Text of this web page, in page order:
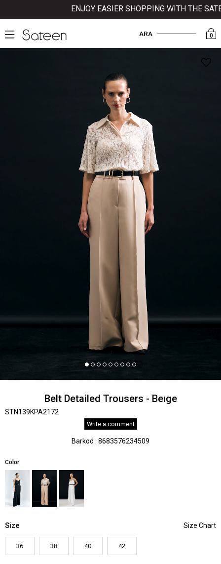
ENJOY EASIER SHOPPING WITH THE
0
ARA
Belt Detailed Trousers - Beıge
STN139KPA2172
Write a comment
Barkod : 8683576234509
Color
Size
36 38 40 42